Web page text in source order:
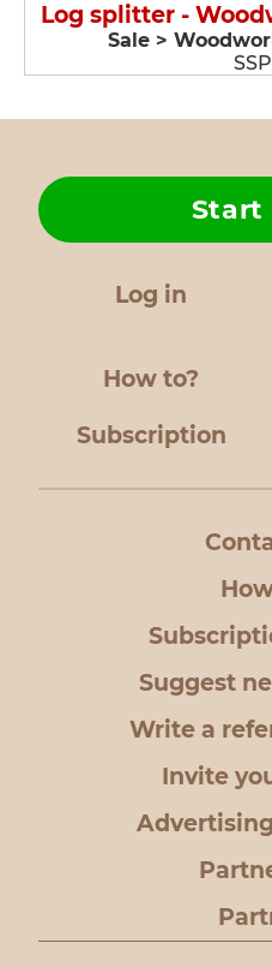
Log splitter -
Sale >
Log in
How to?
Start
Subscription
Suggest
Write a
Invite